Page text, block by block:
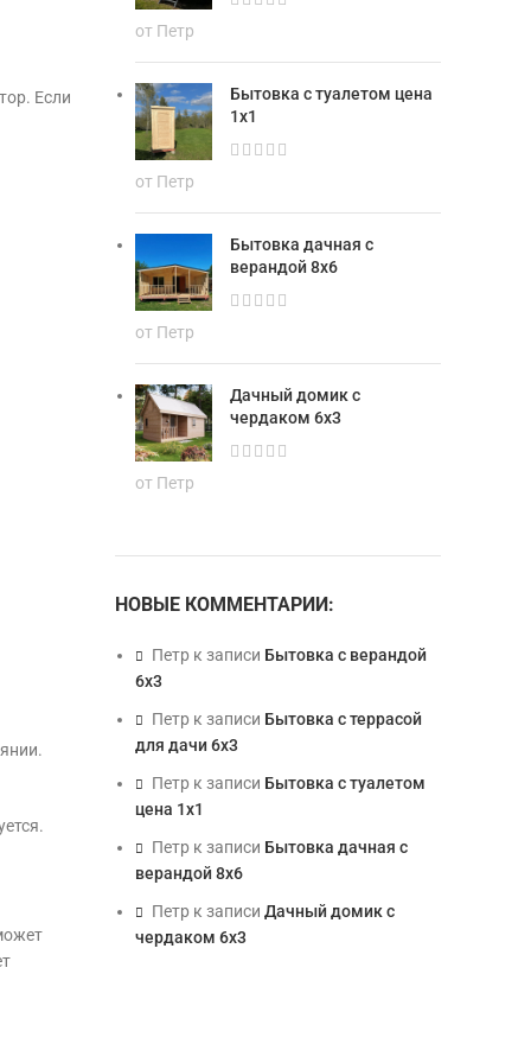
Если
от Петр
Бытовка с туалетом цена
1х1
от Петр
Бытовка дачная с
верандой 8х6
от Петр
Дачный домик с
чердаком 6х3
от Петр
НОВЫЕ КОММЕНТАРИИ:
Петр к записи Бытовка с верандой
6х3
Петр к записи Бытовка с террасой
для дачи 6х3
Петр к записи Бытовка с туалетом
цена 1х1
Петр к записи Бытовка дачная с
верандой 8х6
Петр к записи Дачный домик с
чердаком 6х3